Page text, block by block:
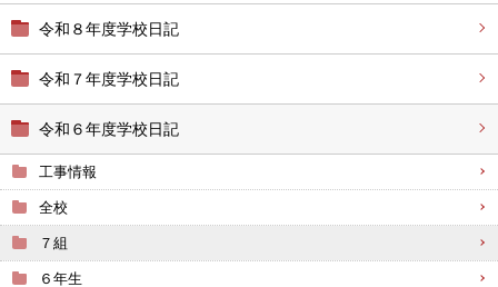
令和８年度学校日記
令和７年度学校日記
令和６年度学校日記
工事情報
全校
７組
６年生